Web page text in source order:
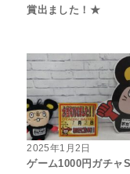
賞出ました！★
2025年1月2日
ゲーム1000円ガチャ